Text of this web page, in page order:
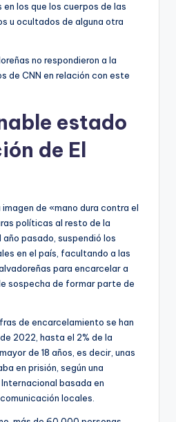
los que los cuerpos de las
u ocultados de alguna otra
no respondieron a la
de CNN en relación con este
estado
de El
de «mano dura contra el
políticas al resto de la
pasado, suspendió los
en el país, facultando a las
para encarcelar a
sospecha de formar parte de
de encarcelamiento se han
2022, hasta el 2% de la
de 18 años, es decir, unas
en prisión, según una
basada en
locales.